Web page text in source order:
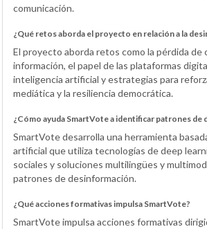
comunicación.
¿Qué retos aborda el proyecto en relación a la
El proyecto aborda retos como la pérdida de
información, el papel de las plataformas
inteligencia artificial y estrategias para
mediática y la resiliencia democrática.
¿Cómo ayuda SmartVote a identificar patrones de
SmartVote desarrolla una herramienta
artificial que utiliza tecnologías de deep
sociales y soluciones multilingües y
patrones de desinformación.
¿Qué acciones formativas impulsa SmartVote?
SmartVote impulsa acciones formativas